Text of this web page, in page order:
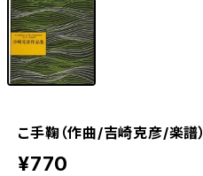
こ手鞠（作曲/吉崎克彦/楽譜）
¥770